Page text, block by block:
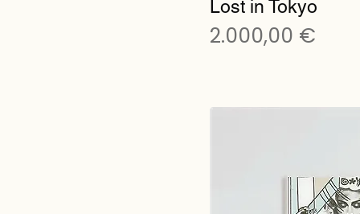
Lost in Tokyo
Preis
2.000,00 €